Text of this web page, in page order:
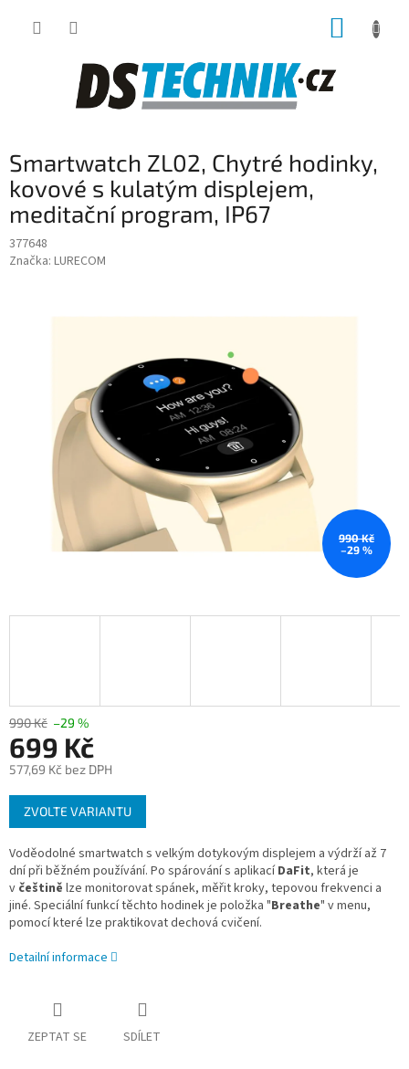
Smartwatch ZL02, Chytré hodinky,
kovové s kulatým displejem,
meditační program, IP67
377648
Značka: LURECOM
990 Kč
–29 %
990 Kč –29 %
699 Kč
577,69 Kč bez DPH
Měrná
cena:
ZVOLTE VARIANTU
Voděodolné smartwatch s velkým dotykovým displejem a výdrží až 7
dní při běžném používání. Po spárování s aplikacíDaFit, která je
v češtině lze monitorovat spánek, měřit kroky, tepovou frekvenci a
jiné. Speciální funkcí těchto hodinek je položka "Breathe" v menu,
pomocí které lze praktikovat dechová cvičení.
Detailní informace
ZEPTAT SE SDÍLET